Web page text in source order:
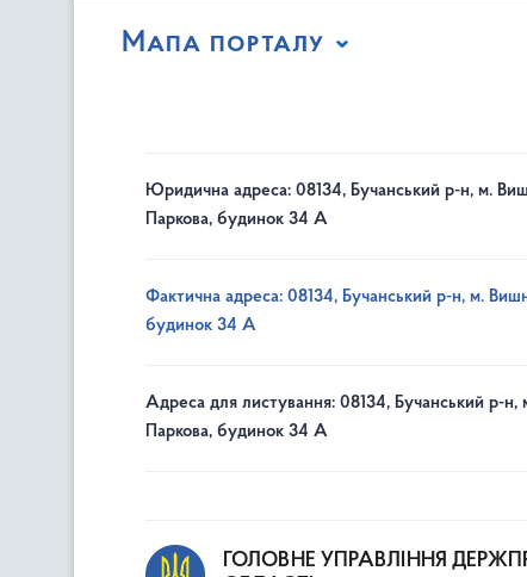
Мапа порталу
Юридична адреса: 08134, Бучанський р-н, м.
Паркова, будинок 34 А
Фактична адреса: 08134, Бучанський р-н, м.
будинок 34 А
Адреса для листування: 08134, Бучанський р-н,
Паркова, будинок 34 А
ГОЛОВНЕ УПРАВЛІННЯ